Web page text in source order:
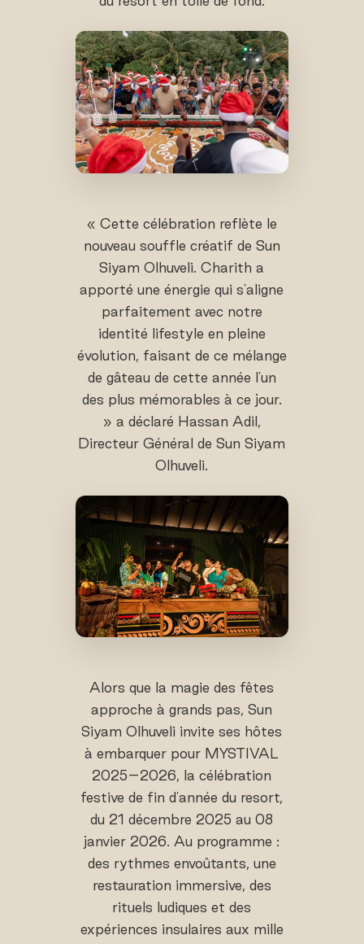
« Cette célébration reflète le
nouveau souffle créatif de Sun
Siyam Olhuveli. Charith a
apporté une énergie qui s'aligne
parfaitement avec notre
identité lifestyle en pleine
évolution, faisant de ce mélange
de gâteau de cette année l'un
des plus mémorables à ce jour.
» a déclaré Hassan Adil,
Directeur Général de Sun Siyam
Olhuveli.
Alors que la magie des fêtes
approche à grands pas, Sun
Siyam Olhuveli invite ses hôtes
à embarquer pour MYSTIVAL
2025–2026, la célébration
festive de fin d'année du resort,
du 21 décembre 2025 au 08
janvier 2026. Au programme :
des rythmes envoûtants, une
restauration immersive, des
rituels ludiques et des
expériences insulaires aux mille